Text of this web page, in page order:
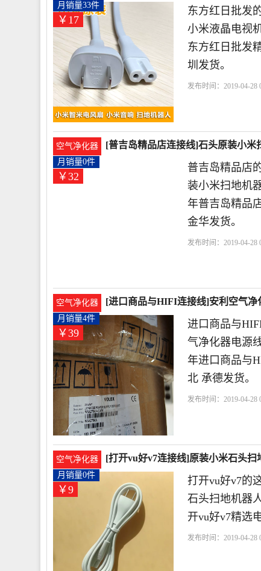
￥17
月销量33件
东方红日批发
小米液晶电视
东方红日批发
圳发货。
发布时间：2019-04-28
空气净化器 [普吉岛精品店连接线]石头原装小米
￥32
月销量0件
普吉岛精品店
装小米扫地机
年普吉岛精品
金华发货。
发布时间：2019-04-28
空气净化器 [进口商品与HIFI连接线]安利空气净
￥39
月销量4件
进口商品与
气净化器电源
年进口商品与
北 承德发货。
发布时间：2019-04-28
空气净化器 [打开vu好v7连接线]原装小米石头
￥9
月销量0件
打开vu好v7的
石头扫地机器
开vu好v7精选
发布时间：2019-04-28